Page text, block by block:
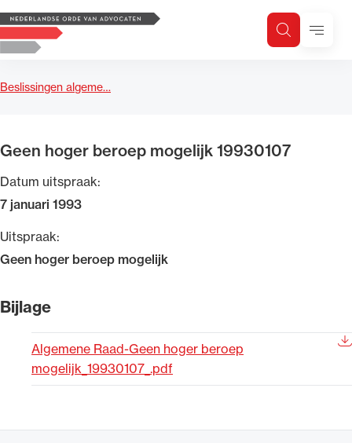
Logo, to the homepage
ZoekenMenu
Beslissingen algeme…
Geen hoger beroep mogelijk 19930107
Datum uitspraak:
7 januari 1993
Uitspraak:
Geen hoger beroep mogelijk
Bijlage
Algemene Raad-Geen hoger beroep
mogelijk_19930107_.pdf
Zoeken
Zoek op trefwoord
Uitgelicht